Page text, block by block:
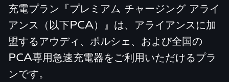
充電プラン『プレミアム チャージング アライ
アンス（以下PCA）』は、アライアンスに加
盟するアウディ、ポルシェ、および全国の
PCA専用急速充電器をご利用いただけるプラ
ンです。